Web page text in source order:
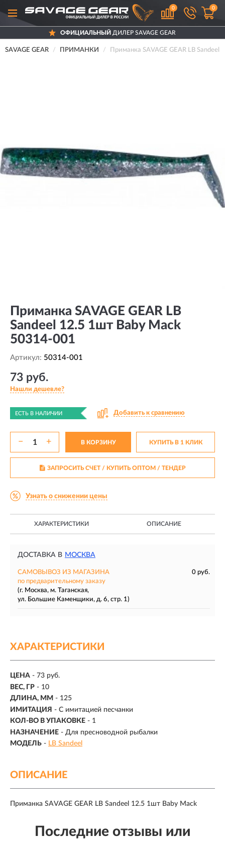
0 0
ОФИЦИАЛЬНЫЙ ДИЛЕР SAVAGE GEAR
SAVAGE GEAR ПРИМАНКИ Приманка SAVAGE GEAR LB
Приманка SAVAGE GEAR LB
Sandeel 12.5 1шт Baby Mack
50314-001
Артикул: 50314-001
73 руб.
Нашли дешевле?
ЕСТЬ В НАЛИЧИИ Добавить к сравнению
− + В КОРЗИНУ КУПИТЬ В 1 КЛИК
ЗАПРОСИТЬ СЧЕТ / КУПИТЬ ОПТОМ/ ТЕНДЕР
Узнать о снижении цены
ХАРАКТЕРИСТИКИ ОПИСАНИЕ
ДОСТАВКА В МОСКВА
САМОВЫВОЗ ИЗ МАГАЗИНА
0 руб.
по предварительному заказу
(г. Москва, м. Таганская,
ул. Большие Каменщики, д. 6, стр. 1)
ХАРАКТЕРИСТИКИ
ЦЕНА - 73 руб.
ВЕС, ГР - 10
ДЛИНА, ММ - 125
ИМИТАЦИЯ - С имитацией песчанки
КОЛ-ВО В УПАКОВКЕ - 1
НАЗНАЧЕНИЕ - Для пресноводной рыбалки
МОДЕЛЬ - LB Sandeel
ОПИСАНИЕ
Приманка SAVAGE GEAR LB Sandeel 12.5 1шт Baby Mack
Последние отзывы или